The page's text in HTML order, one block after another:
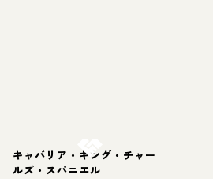
キャバリア・キング・チャー
ルズ・スパニエル